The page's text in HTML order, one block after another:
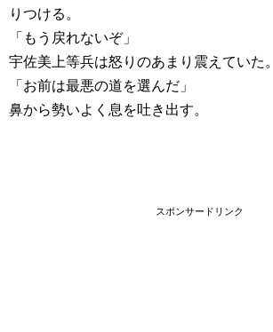
りつける。
「もう戻れないぞ」
宇佐美上等兵は怒りのあまり震えていた。
「お前は最悪の道を選んだ」
鼻から勢いよく息を吐き出す。
スポンサードリンク